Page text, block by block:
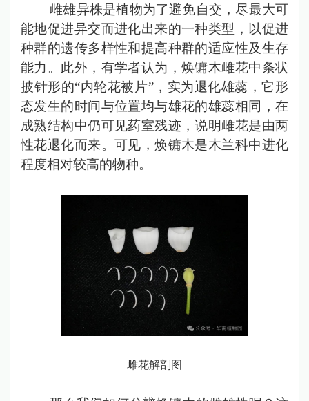
雌雄异株是植物为了避免自交，尽最大可
能地促进异交而进化出来的一种类型，以促进
种群的遗传多样性和提高种群的适应性及生存
能力。此外，有学者认为，焕镛木雌花中条状
披针形的“内轮花被片”，实为退化雄蕊，它形
态发生的时间与位置均与雄花的雄蕊相同，在
成熟结构中仍可见药室残迹，说明雌花是由两
性花退化而来。可见，焕镛木是木兰科中进化
程度相对较高的物种。
雌花解剖图